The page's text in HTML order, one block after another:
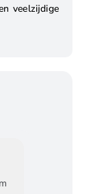
veelzijdige